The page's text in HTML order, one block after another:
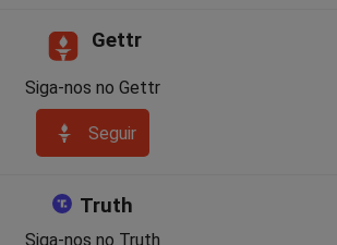
Gettr
Siga-nos no Gettr
Seguir
Truth
Siga-nos no Truth